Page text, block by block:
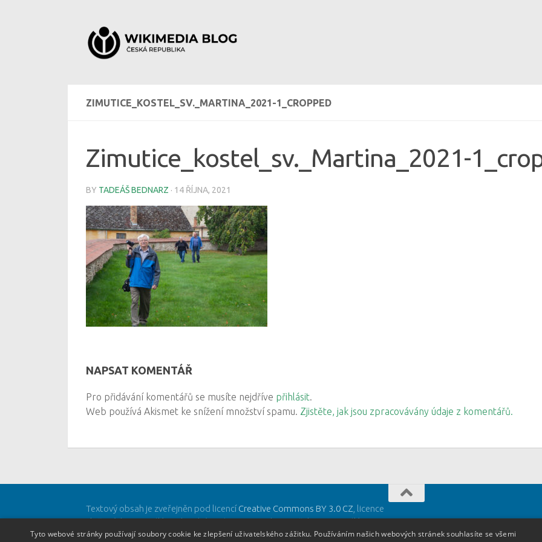
ZIMUTICE_KOSTEL_SV._MARTINA_2021-1_CROPPED
Zimutice_kostel_sv._Martina_2021-
BY TADEÁŠ BEDNARZ · 14 ŘÍJNA, 2021
NAPSAT KOMENTÁŘ
Pro přidávání komentářů se musíte nejdříve přihlásit.
Web používá Akismet ke snížení množství spamu. Zjistěte, jak jsou zpracovávány údaje z komentářů.
Textový obsah je zveřejněn pod licencíCreative Commons BY 3.0 CZ , licence
vložených materiálů mohou být jiné a jsou uvedeny u těchto materiálů.
Powered by - Designed withHueman Pro
Tyto webové stránky používají soubory cookie ke zlepšení uživatelského zážitku. Používáním našich webových stránek souhlasíte se všemi